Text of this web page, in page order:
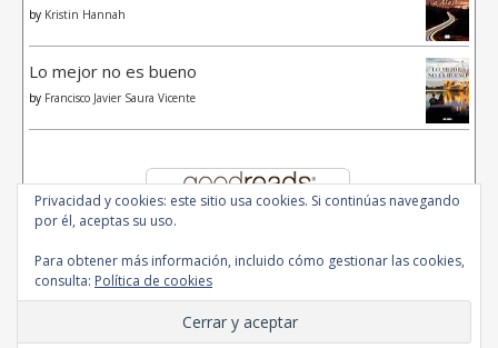
by Kristin Hannah
Lo mejor no es bueno
by Francisco Javier Saura Vicente
© 2020 - All Rights Reserved.
Ashe Tema de WP Royal
Privacidad y cookies: este sitio usa cookies. Si continúas navegando
por él, aceptas su uso.
Para obtener más información, incluido cómo gestionar las cookies,
consulta: Política de cookies